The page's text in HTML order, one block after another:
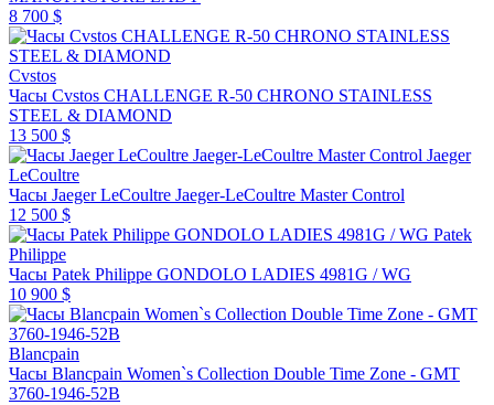
8 700 $
Cvstos
Часы Cvstos CHALLENGE R-50 CHRONO STAINLESS
STEEL & DIAMOND
13 500 $
Jaeger
LeCoultre
Часы Jaeger LeCoultre Jaeger-LeCoultre Master Control
12 500 $
Patek
Philippe
Часы Patek Philippe GONDOLO LADIES 4981G / WG
10 900 $
Blancpain
Часы Blancpain Women`s Collection Double Time Zone - GMT
3760-1946-52B